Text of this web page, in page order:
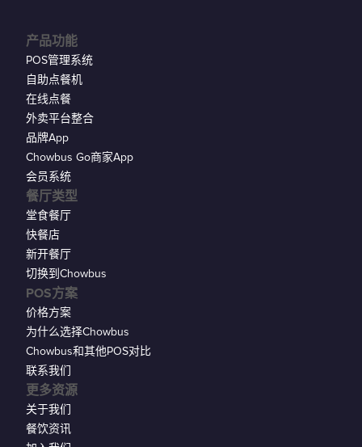
产品功能
POS管理系统
自助点餐机
在线点餐
外卖平台整合
品牌App
Chowbus Go商家App
会员系统
餐厅类型
堂食餐厅
快餐店
新开餐厅
切换到Chowbus
POS方案
价格方案
为什么选择Chowbus
Chowbus和其他POS对比
联系我们
更多资源
关于我们
餐饮资讯